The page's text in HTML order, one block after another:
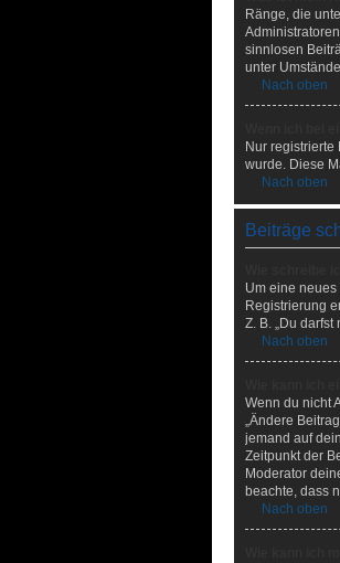
Ränge, die
sinnlosen
unter
Nach oben
Nur
wurde. Diese
Nach oben
Beiträge
Um eine
Registrierung
Z. B. „Du
Nach oben
Wenn du nicht
„Ändere
jemand auf
Zeitpunkt der
Moderator
beachte, dass
Nach oben